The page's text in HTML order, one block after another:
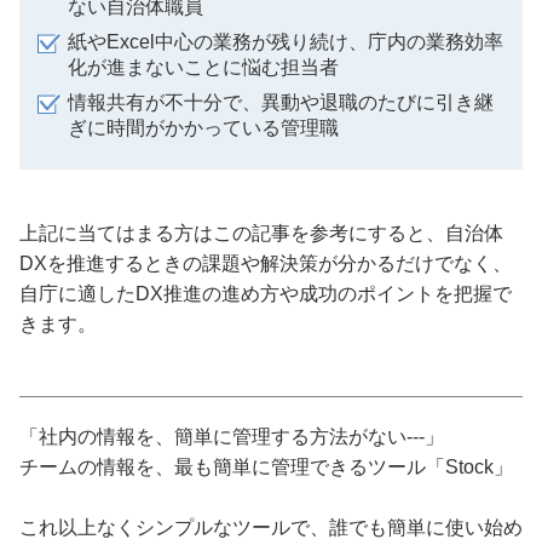
ない自治体職員
紙やExcel中心の業務が残り続け、庁内の業務効率
化が進まないことに悩む担当者
情報共有が不十分で、異動や退職のたびに引き継
ぎに時間がかかっている管理職
上記に当てはまる方はこの記事を参考にすると、自治体
DXを推進するときの課題や解決策が分かるだけでなく、
自庁に適したDX推進の進め方や成功のポイントを把握で
きます。
「社内の情報を、簡単に管理する方法がない---」
チームの情報を、最も簡単に管理できるツール「Stock」
これ以上なくシンプルなツールで、誰でも簡単に使い始め